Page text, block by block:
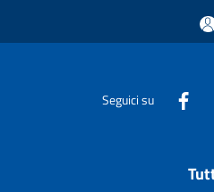
Seguici su